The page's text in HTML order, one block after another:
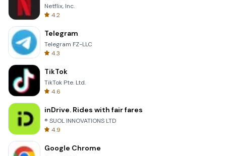
Netflix, Inc.
4.2
Telegram
Telegram FZ-LLC
4.3
TikTok
TikTok Pte. Ltd.
4.6
inDrive. Rides with fair fares
® SUOL INNOVATIONS LTD
4.9
Google Chrome